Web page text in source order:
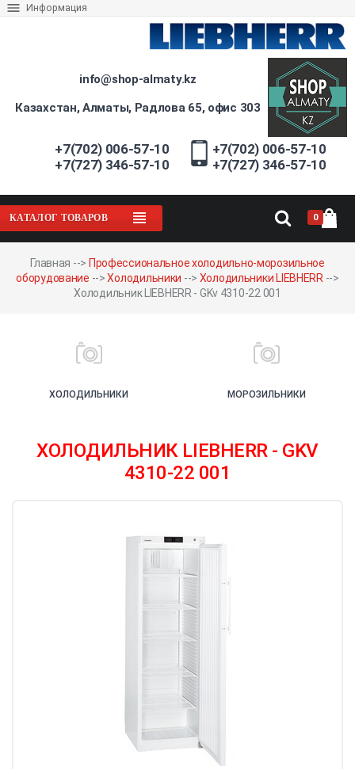
Информация
+7(702) 006-57-10
+7(727) 346-57-10
+7(702) 006-57-10
+7(727) 346-57-10
info@shop-almaty.kz
Казахстан, Алматы, Радлова 65, офис 303
КАТАЛОГ ТОВАРОВ 0
Главная --> Профессиональное холодильно-морозильное
оборудование -->Холодильники --> Холодильники LIEBHERR -->
Холодильник LIEBHERR - GKv 4310-22 001
ХОЛОДИЛЬНИКИ МОРОЗИЛЬНИКИ
ХОЛОДИЛЬНИК LIEBHERR - GKV
4310-22 001